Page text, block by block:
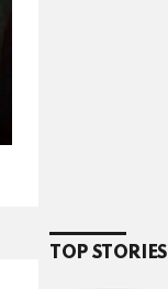
TOP STORIES